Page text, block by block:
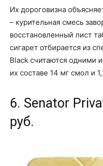
Их дороговизна
– курительная смесь
восстановленный лист
сигарет отбирается из
Black считаются одними
их составе 14 мг смол и
6. Senator
руб.